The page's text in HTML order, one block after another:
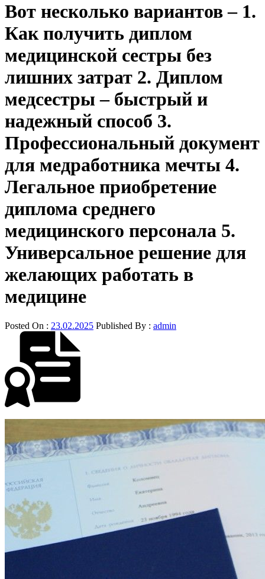
Вот несколько вариантов – 1.
Как получить диплом
медицинской сестры без
лишних затрат 2. Диплом
медсестры – быстрый и
надежный способ 3.
Профессиональный документ
для медработника мечты 4.
Легальное приобретение
диплома среднего
медицинского персонала 5.
Универсальное решение для
желающих работать в
медицине
Posted On : 23.02.2025 Published By : admin